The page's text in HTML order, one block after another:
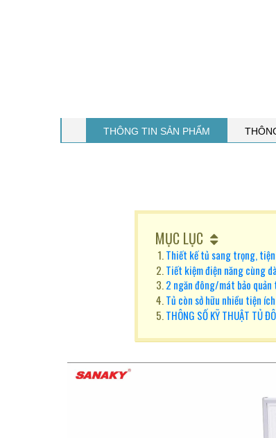
THÔNG TIN SẢN PHẨM
MỤC LỤC
Thiết kế tủ sang trọng,
Tiết kiệm điện năng cùng
2 ngăn đông/mát bảo quản
Tủ còn sở hữu nhiều tiện
THÔNG SỐ KỸ THUẬT TỦ